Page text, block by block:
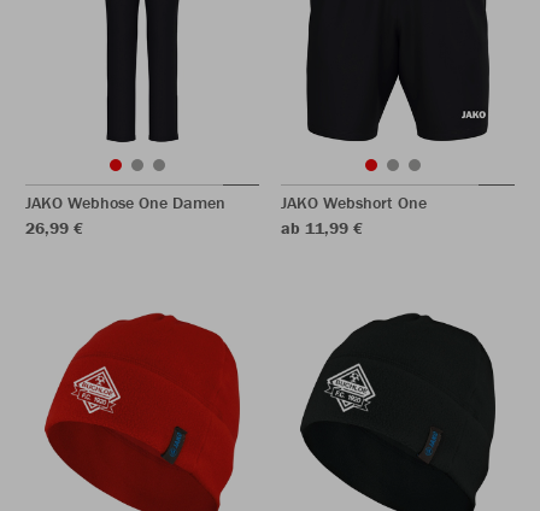
JAKO Webhose One Damen
26,99 €
JAKO Webshort One
ab 11,99 €